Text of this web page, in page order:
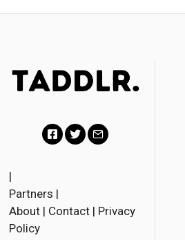
c
e
t
i
|
Partners |
About | Contact | Privacy
Policy